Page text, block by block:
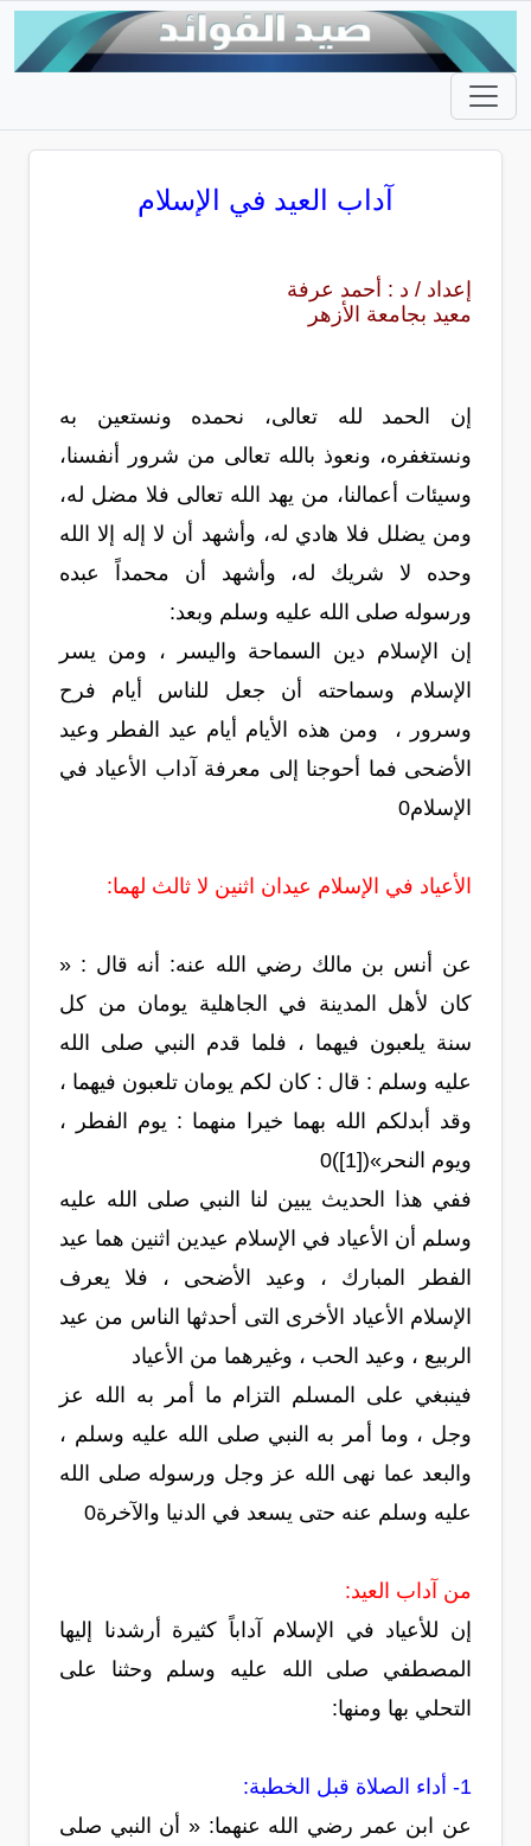
آداب العيد في الإسلام
إعداد / د : أحمد عرفة
معيد بجامعة الأزهر
إن الحمد لله تعالى، نحمده ونستعين به
ونستغفره، ونعوذ بالله تعالى من شرور أنفسنا،
وسيئات أعمالنا، من يهد الله تعالى فلا مضل له،
ومن يضلل فلا هادي له، وأشهد أن لا إله إلا الله
وحده لا شريك له، وأشهد أن محمداً عبده
ورسوله صلى الله عليه وسلم وبعد:
إن الإسلام دين السماحة واليسر ، ومن يسر
الإسلام وسماحته أن جعل للناس أيام فرح
وسرور ، ومن هذه الأيام أيام عيد الفطر وعيد
الأضحى فما أحوجنا إلى معرفة آداب الأعياد في
الإسلام0
الأعياد في الإسلام عيدان اثنين لا ثالث لهما:
عن أنس بن مالك رضي الله عنه: أنه قال : «
كان لأهل المدينة في الجاهلية يومان من كل
سنة يلعبون فيهما ، فلما قدم النبي صلى الله
عليه وسلم : قال : كان لكم يومان تلعبون فيهما ،
وقد أبدلكم الله بهما خيرا منهما : يوم الفطر ،
ويوم النحر»([1])0
ففي هذا الحديث يبين لنا النبي صلى الله عليه
وسلم أن الأعياد في الإسلام عيدين اثنين هما عيد
الفطر المبارك ، وعيد الأضحى ، فلا يعرف
الإسلام الأعياد الأخرى التى أحدثها الناس من عيد
الربيع ، وعيد الحب ، وغيرهما من الأعياد
فينبغي على المسلم التزام ما أمر به الله عز
وجل ، وما أمر به النبي صلى الله عليه وسلم ،
والبعد عما نهى الله عز وجل ورسوله صلى الله
عليه وسلم عنه حتى يسعد في الدنيا والآخرة0
من آداب العيد:
إن للأعياد في الإسلام آداباً كثيرة أرشدنا إليها
المصطفي صلى الله عليه وسلم وحثنا على
التحلي بها ومنها:
1- أداء الصلاة قبل الخطبة:
عن ابن عمر رضي الله عنهما: « أن النبي صلى